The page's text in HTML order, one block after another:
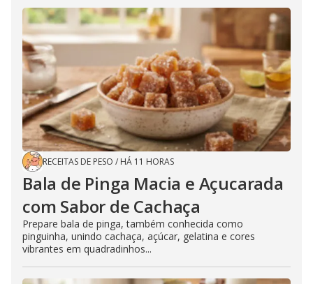
RECEITAS DE PESO / HÁ 11 HORAS
Bala de Pinga Macia e Açucarada
com Sabor de Cachaça
Prepare bala de pinga, também conhecida como
pinguinha, unindo cachaça, açúcar, gelatina e cores
vibrantes em quadradinhos...